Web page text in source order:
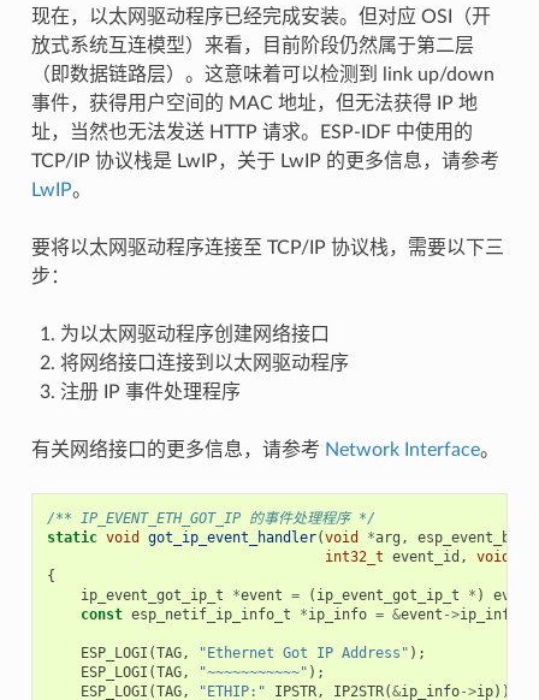
现在，以太网驱动程序已经完成安装。但对应 OSI（开
放式系统互连模型）来看，目前阶段仍然属于第二层
（即数据链路层）。这意味着可以检测到 link up/down
事件，获得用户空间的 MAC 地址，但无法获得 IP 地
址，当然也无法发送 HTTP 请求。ESP-IDF 中使用的
TCP/IP 协议栈是 LwIP，关于 LwIP 的更多信息，请参考
LwIP。
要将以太网驱动程序连接至 TCP/IP 协议栈，需要以下三
步：
为以太网驱动程序创建网络接口
将网络接口连接到以太网驱动程序
注册 IP 事件处理程序
有关网络接口的更多信息，请参考 Network Interface。
/** IP_EVENT_ETH_GOT_IP 的事件处理程序 */
static void got_ip_event_handler(void *arg ,
int32_t event_id , void
{
ip_event_got_ip_t
*event = ( ip_event_got_ip_t * )
const esp_netif_ip_info_t *ip_info = &event ->ip_info
ESP_LOGI (TAG, "Ethernet Got IP Address" );
ESP_LOGI (TAG, "~~~~~~~~~~~" );
ESP_LOGI (TAG, "ETHIP:" IPSTR, IP2STR(&ip_info->ip));